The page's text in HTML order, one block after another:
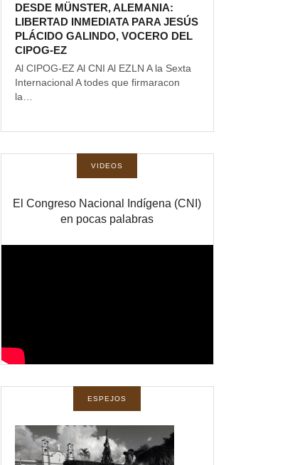
DESDE MÜNSTER, ALEMANIA:
LIBERTAD INMEDIATA PARA JESÚS
PLÁCIDO GALINDO, VOCERO DEL
CIPOG-EZ
Al CIPOG-EZ Al CNI Al EZLN A la Sexta
Internacional A todes que firmaracon
la…
VIDEOS
El Congreso Nacional Indígena (CNI)
en pocas palabras
ESPEJOS